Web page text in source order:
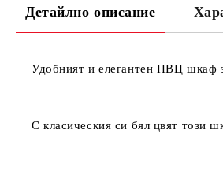
Детайлно описание
Удобният и елегантен ПВЦ шкаф
С класическия си бял цвят този